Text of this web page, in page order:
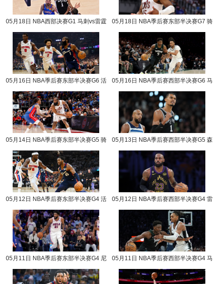
05月18日 NBA西部决赛G1 马刺vs雷霆
05月18日 NBA季后赛东部半决赛G7 骑
05月16日 NBA季后赛东部半决赛G6 活
05月16日 NBA季后赛西部半决赛G6 马
05月14日 NBA季后赛东部半决赛G5 骑
05月13日 NBA季后赛西部半决赛G5 森
05月12日 NBA季后赛东部半决赛G4 活
05月12日 NBA季后赛西部半决赛G4 雷
05月11日 NBA季后赛东部半决赛G4 尼
05月11日 NBA季后赛西部半决赛G4 马